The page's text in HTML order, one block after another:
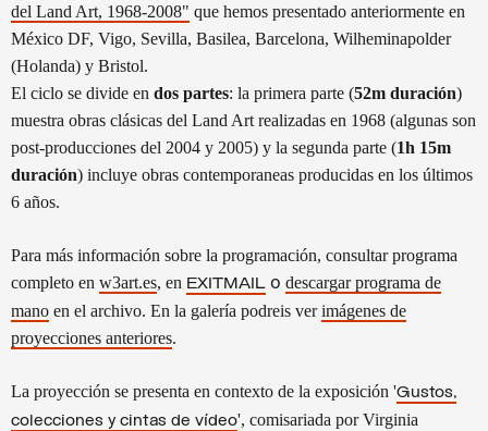
del Land Art, 1968-2008" que hemos presentado anteriormente en
México DF, Vigo, Sevilla, Basilea, Barcelona, Wilheminapolder
(Holanda) y Bristol.
El ciclo se divide en dos partes: la primera parte (52m duración)
muestra obras clásicas del Land Art realizadas en 1968 (algunas son
post-producciones del 2004 y 2005) y la segunda parte (1h 15m
duración) incluye obras contemporaneas producidas en los últimos
6 años.
Para más información sobre la programación, consultar programa
completo en w3art.es, en EXITMAIL o descargar programa de
mano en el archivo. En la galería podreis verimágenes de
proyecciones anteriores.
La proyección se presenta en contexto de la exposición 'Gustos,
colecciones y cintas de vídeo', comisariada por Virginia